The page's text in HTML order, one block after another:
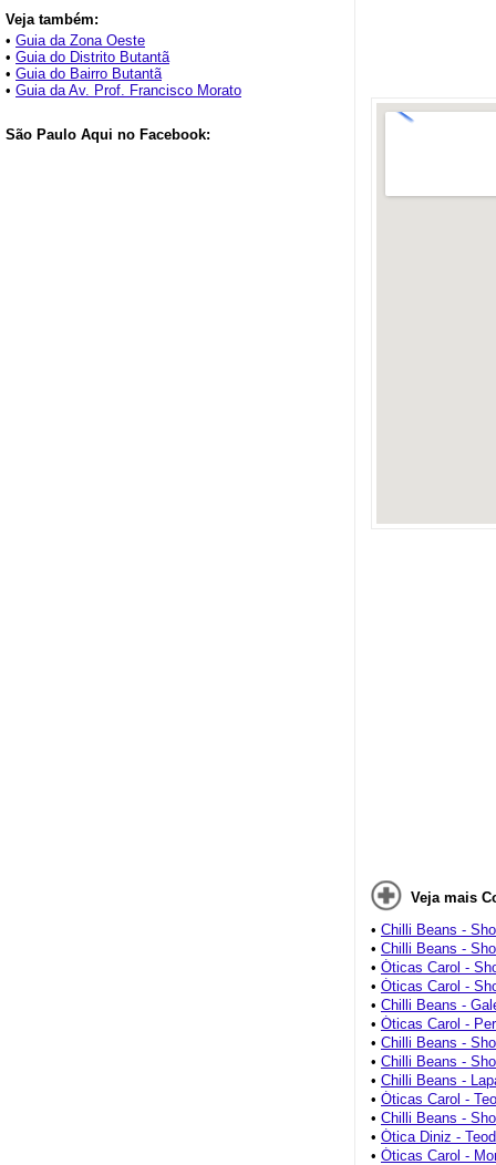
Veja também:
• Guia da Zona Oeste
• Guia do Distrito Butantã
• Guia do Bairro Butantã
• Guia da Av. Prof. Francisco Morato
São Paulo Aqui no Facebook:
Veja mais
• Chilli Beans -
• Chilli Beans -
• Óticas Carol -
• Óticas Carol -
• Chilli Beans -
• Óticas Carol -
• Chilli Beans -
• Chilli Beans -
• Chilli Beans -
• Óticas Carol -
• Chilli Beans -
• Ótica Diniz -
• Óticas Carol -